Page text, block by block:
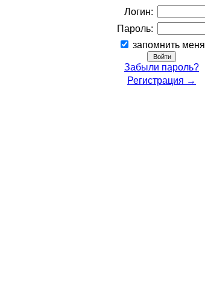
Логин:
Пароль:
запомнить меня
Забыли пароль?
Регистрация →